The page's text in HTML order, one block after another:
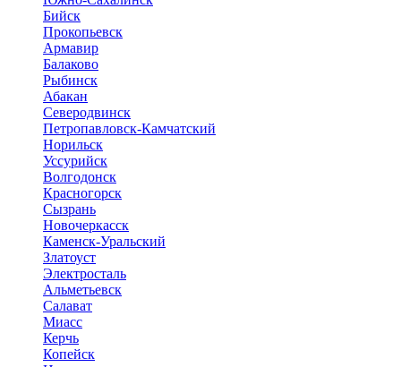
Бийск
Прокопьевск
Армавир
Балаково
Рыбинск
Абакан
Северодвинск
Петропавловск-Камчатский
Норильск
Уссурийск
Волгодонск
Красногорск
Сызрань
Новочеркасск
Каменск-Уральский
Златоуст
Электросталь
Альметьевск
Салават
Миасс
Керчь
Копейск